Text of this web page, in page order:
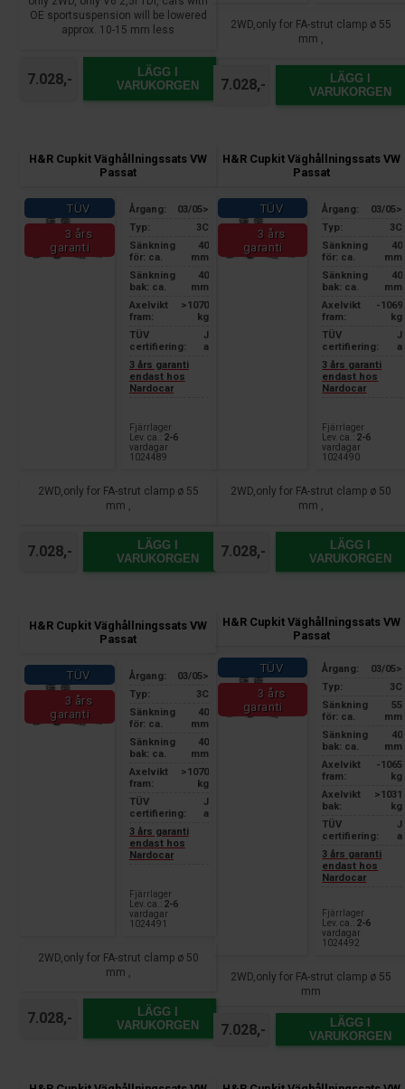
OE sportsuspension will be lowered
approx. 10-15 mm less
7.028,-
LÄGG I
VARUKORGEN
2WD,only for FA-strut clamp ø 55
mm ,
7.028,-
LÄGG I
VARUKORGEN
H&R Cupkit Väghållningssats VW
Passat
TÜV
3 års
garanti
Årgang:
03/05>
Typ:
3C
Sänkning
för: ca.
40
mm
Sänkning
bak: ca.
40
mm
Axelvikt
fram:
>1070
kg
TÜV
certifiering:
J
a
3 års garanti
endast hos
Nardocar
Fjärrlager
Lev. ca.: 2-6
vardagar
1024489
2WD,only for FA-strut clamp ø 55
mm ,
7.028,-
LÄGG I
VARUKORGEN
H&R Cupkit Väghållningssats VW
Passat
TÜV
3 års
garanti
Årgang:
03/05>
Typ:
3C
Sänkning
för: ca.
40
mm
Sänkning
bak: ca.
40
mm
Axelvikt
fram:
-1069
kg
TÜV
certifiering:
J
a
3 års garanti
endast hos
Nardocar
Fjärrlager
Lev. ca.: 2-6
vardagar
1024490
2WD,only for FA-strut clamp ø 50
mm ,
7.028,-
LÄGG I
VARUKORGEN
H&R Cupkit Väghållningssats VW
Passat
TÜV
3 års
garanti
Årgang:
03/05>
Typ:
3C
Sänkning
för: ca.
40
mm
Sänkning
bak: ca.
40
mm
Axelvikt
fram:
>1070
kg
TÜV
certifiering:
J
a
3 års garanti
endast hos
Nardocar
Fjärrlager
Lev. ca.: 2-6
vardagar
1024491
2WD,only for FA-strut clamp ø 50
mm ,
7.028,-
LÄGG I
VARUKORGEN
H&R Cupkit Väghållningssats VW
Passat
TÜV
3 års
garanti
Årgang:
03/05>
Typ:
3C
Sänkning
för: ca.
55
mm
Sänkning
bak: ca.
40
mm
Axelvikt
fram:
-1065
kg
Axelvikt
bak:
>1031
kg
TÜV
certifiering:
J
a
3 års garanti
endast hos
Nardocar
Fjärrlager
Lev. ca.: 2-6
vardagar
1024492
2WD,only for FA-strut clamp ø 55
mm
7.028,-
LÄGG I
VARUKORGEN